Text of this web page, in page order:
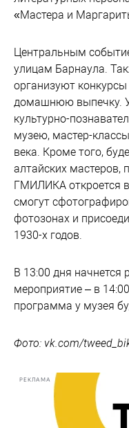
«Мастера и
Центральным
улицам Барнаула.
организуют
домашнюю выпечку.
культурно-
музею, мастер-
века. Кроме того,
алтайских мастеров,
ГМИЛИКА откроется
смогут
фотозонах и
1930-х годов.
В 13:00 дня начнется
мероприятие – в
программа у музея
Фото: vk.com/
РЕКЛАМА